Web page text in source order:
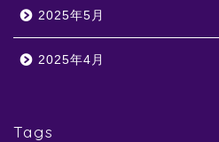
2025年5月
2025年4月
Tags